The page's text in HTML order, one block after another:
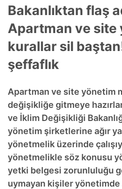
Bakanlıktan flaş
Apartman ve site
kurallar sil
şeffaflık
Apartman ve site yönetim
değişikliğe gitmeye
ve İklim Değişikliği
yönetim şirketlerine ağır
yönetmelik üzerinde
yönetmelikle söz konusu
yetki belgesi zorunluluğu
uymayan kişiler yönetimde